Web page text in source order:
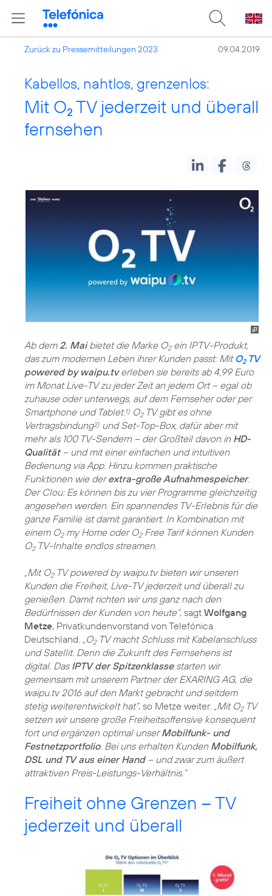
Zurück zu Pressemitteilungen 2023 09.04.2019
Kabellos, nahtlos, grenzenlos:
Mit O2 TV jederzeit und überall
fernsehen
Ab dem 2. Maibietet die Marke O2ein IPTV-Produkt,
das zum modernen Leben ihrer Kunden passt: Mit O2TV
powered by waipu.tverleben sie bereits ab 4,99 Euro
im Monat Live-TV zu jeder Zeit an jedem Ort – egal ob
zuhause oder unterwegs, auf dem Fernseher oder per
Smartphone und Tablet. 1) O2TV gibt es ohne
Vertragsbindung2) und Set-Top-Box, dafür aber mit
mehr als 100 TV-Sendern – der Großteil davon in HD-
Qualität– und mit einer einfachen und intuitiven
Bedienung via App. Hinzu kommen praktische
Funktionen wie derextra-große Aufnahmespeicher.
Der Clou: Es können bis zu vier Programme gleichzeitig
angesehen werden. Ein spannendes TV-Erlebnis für die
ganze Familie ist damit garantiert. In Kombination mit
einem O2my Home oder O2Free Tarif können Kunden
O2TV-Inhalte endlos streamen.
„Mit O2TV powered by waipu.tv bieten wir unseren
Kunden die Freiheit, Live-TV jederzeit und überall zu
genießen. Damit richten wir uns ganz nach den
Bedürfnissen der Kunden von heute“, sagt Wolfgang
Metze, Privatkundenvorstand von Telefónica
Deutschland.
„O2TV macht Schluss mit Kabelanschluss
und Satellit. Denn die Zukunft des Fernsehens ist
digital. Das IPTV der Spitzenklassestarten wir
gemeinsam mit unserem Partner der EXARING AG, die
waipu.tv 2016 auf den Markt gebracht und seitdem
stetig weiterentwickelt hat“, so Metze weiter. „Mit O2TV
setzen wir unsere große Freiheitsoffensive konsequent
fort und ergänzen optimal unserMobilfunk- und
Festnetzportfolio. Bei uns erhalten Kunden Mobilfunk,
DSL und TV aus einer Hand– und zwar zum äußert
attraktiven Preis-Leistungs-Verhältnis.“
Freiheit ohne Grenzen – TV
jederzeit und überall